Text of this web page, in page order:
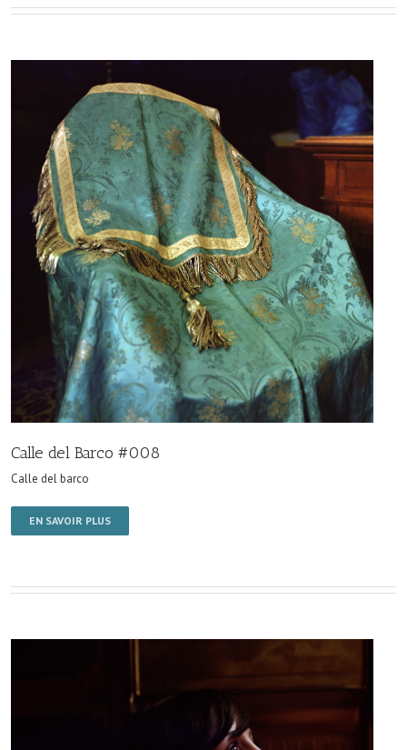
Calle del Barco #008
Calle del barco
EN SAVOIR PLUS